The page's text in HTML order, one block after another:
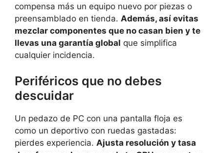
compensa más un equipo nuevo por piezas o
preensamblado en tienda. Además, así evitas
mezclar componentes que no casan bien y te
llevas una garantía global que simplifica
cualquier incidencia.
Periféricos que no debes
descuidar
Un pedazo de PC con una pantalla floja es
como un deportivo con ruedas gastadas:
pierdes experiencia. Ajusta resolución y tasa